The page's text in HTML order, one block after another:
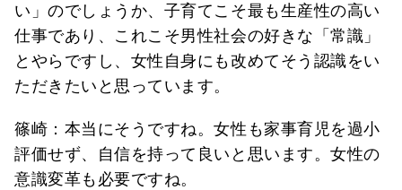
い」のでしょうか、子育てこそ最も生産性の高い
仕事であり、これこそ男性社会の好きな「常識」
とやらですし、女性自身にも改めてそう認識をい
ただきたいと思っています。
篠崎：本当にそうですね。女性も家事育児を過小
評価せず、自信を持って良いと思います。女性の
意識変革も必要ですね。